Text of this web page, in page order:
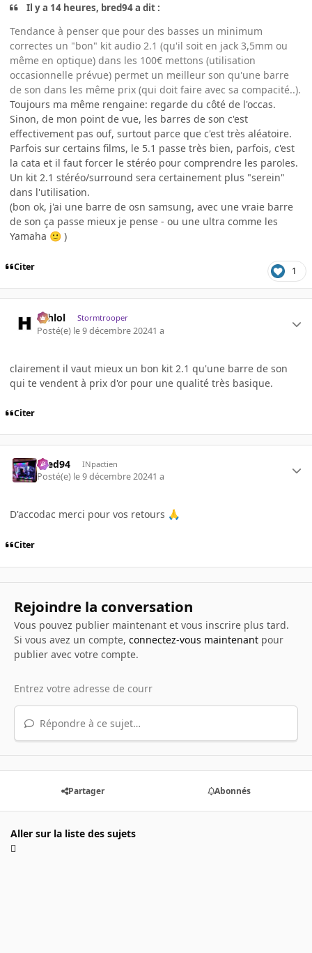
Il y a 14 heures, bred94 a dit :
Tendance à penser que pour des basses un minimum
correctes un "bon" kit audio 2.1 (qu'il soit en jack 3,5mm ou
même en optique) dans les 100€ mettons (utilisation
occasionnelle prévue) permet un meilleur son qu'une barre
de son dans les même prix (qui doit faire avec sa compacité..).
Toujours ma même rengaine: regarde du côté de l'occas.
Sinon, de mon point de vue, les barres de son c'est
effectivement pas ouf, surtout parce que c'est très aléatoire.
Parfois sur certains films, le 5.1 passe très bien, parfois, c'est
la cata et il faut forcer le stéréo pour comprendre les paroles.
Un kit 2.1 stéréo/surround sera certainement plus "serein"
dans l'utilisation.
(bon ok, j'ai une barre de osn samsung, avec une vraie barre
de son ça passe mieux je pense - ou une ultra comme les
Yamaha 🙂 )
Citer 1
ashlol Stormtrooper
Posté(e) le 9 décembre 20241 a
clairement il vaut mieux un bon kit 2.1 qu'une barre de son
qui te vendent à prix d'or pour une qualité très basique.
Citer
bred94 INpactien
Posté(e) le 9 décembre 20241 a
D'accodac merci pour vos retours 🙏
Citer
Rejoindre la conversation
Vous pouvez publier maintenant et vous inscrire plus tard.
Si vous avez un compte, connectez-vous maintenantpour
publier avec votre compte.
Répondre à ce sujet…
Partager Abonnés
Aller sur la liste des sujets